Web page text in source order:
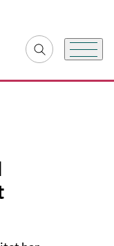
Fold søgefelt ud
Menu